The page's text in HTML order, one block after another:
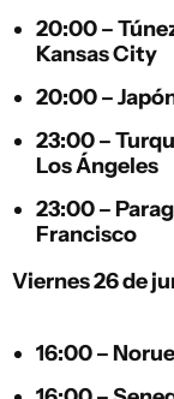
20:00 –
Kansas City
20:00 –
23:00 –
Los Ángeles
23:00 –
Francisco
Viernes 26 de
16:00 –